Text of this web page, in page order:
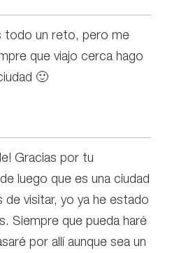
todo un reto, pero me
que viajo cerca hago
🙂
Gracias por tu
luego que es una ciudad
de visitar, yo ya he estado
Siempre que pueda haré
por allí aunque sea un